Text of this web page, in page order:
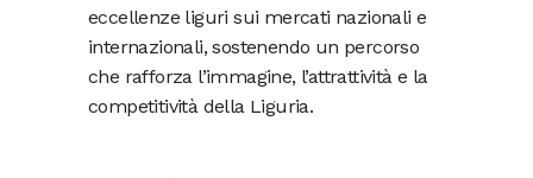
eccellenze liguri sui mercati nazionali e
internazionali, sostenendo un percorso
che rafforza l’immagine, l’attrattività e la
competitività della Liguria.